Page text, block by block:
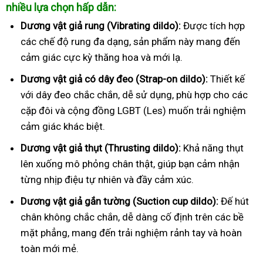
nhiều lựa chọn hấp dẫn:
Dương vật giả rung (Vibrating dildo): Được tích hợp
các chế độ rung đa dạng, sản phẩm này mang đến
cảm giác cực kỳ thăng hoa và mới lạ.
Dương vật giả có dây đeo (Strap-on dildo): Thiết kế
với dây đeo chắc chắn, dễ sử dụng, phù hợp cho các
cặp đôi và cộng đồng LGBT (Les) muốn trải nghiệm
cảm giác khác biệt.
Dương vật giả thụt (Thrusting dildo): Khả năng thụt
lên xuống mô phỏng chân thật, giúp bạn cảm nhận
từng nhịp điệu tự nhiên và đầy cảm xúc.
Dương vật giả gắn tường (Suction cup dildo): Đế hút
chân không chắc chắn, dễ dàng cố định trên các bề
mặt phẳng, mang đến trải nghiệm rảnh tay và hoàn
toàn mới mẻ.